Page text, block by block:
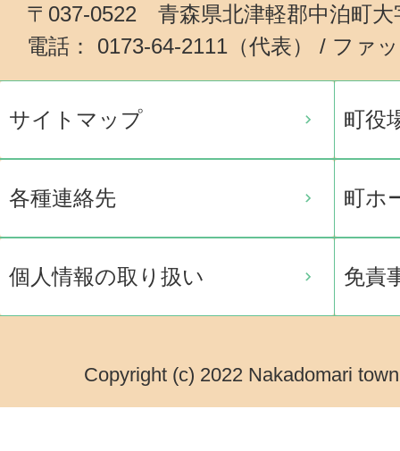
〒037-0522 青森県北津軽郡中泊町大
電話： 0173-64-2111（代表） / ファ
サイトマップ 町役
各種連絡先 町ホ
個人情報の取り扱い 免責
Copyright (c) 2022 Nakadomari